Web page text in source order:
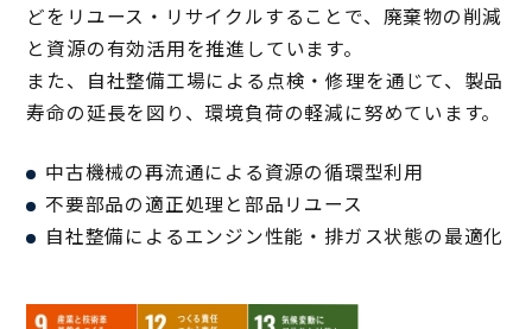
どをリユース・リサイクルすることで、廃棄物の削減
と資源の有効活用を推進しています。
また、自社整備工場による点検・修理を通じて、製品
寿命の延長を図り、環境負荷の軽減に努めています。
中古機械の再流通による資源の循環型利用
不要部品の適正処理と部品リユース
自社整備によるエンジン性能・排ガス状態の最適化